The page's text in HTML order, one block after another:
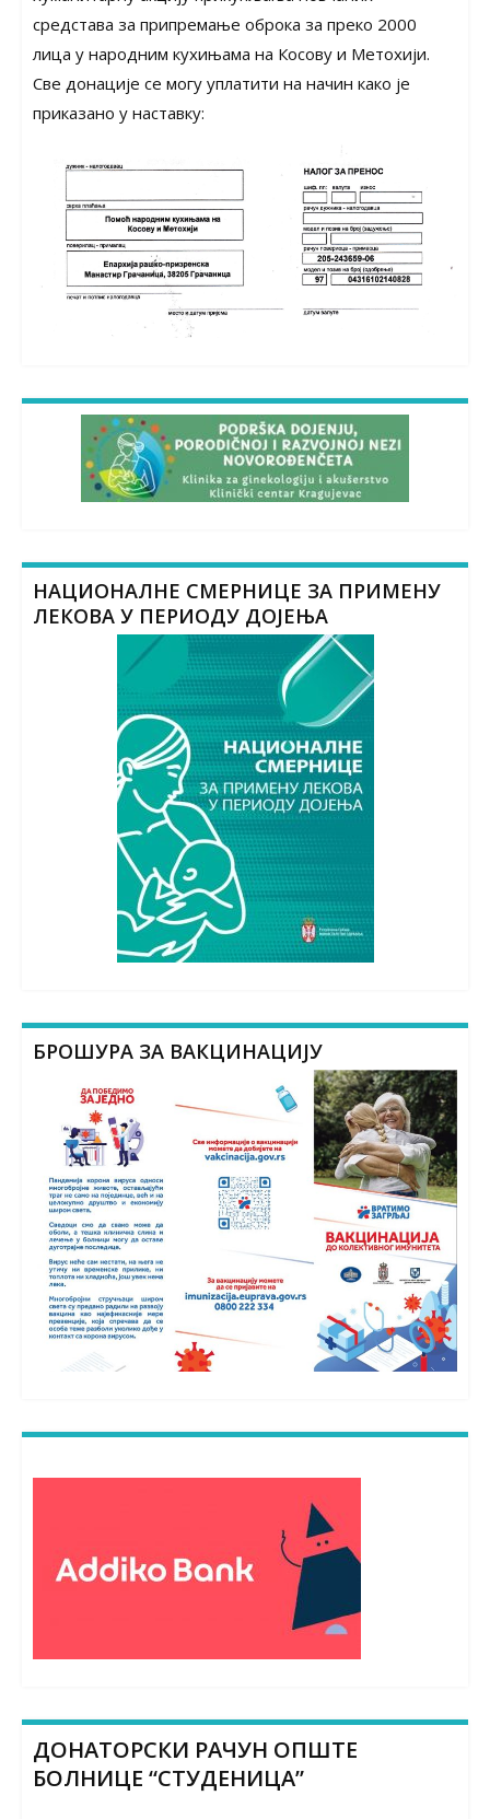
средстава за припремање оброка за преко 2000
лица у народним кухињама на Косову и Метохији.
Све донације се могу уплатити на начин како је
приказано у наставку:
НАЦИОНАЛНЕ СМЕРНИЦЕ ЗА ПРИМЕНУ
ЛЕКОВА У ПЕРИОДУ ДОЈЕЊА
БРОШУРА ЗА ВАКЦИНАЦИЈУ
ДОНАТОРСКИ РАЧУН ОПШТЕ
БОЛНИЦЕ “СТУДЕНИЦА”